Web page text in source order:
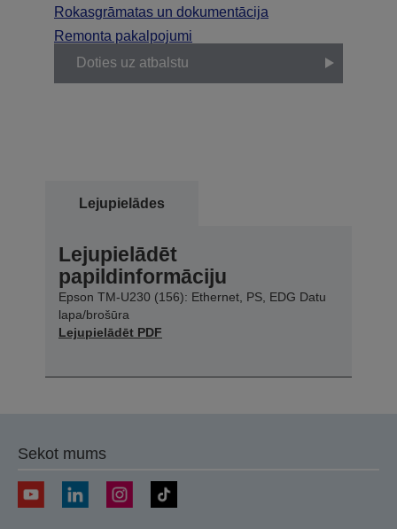
Rokasgrāmatas un dokumentācija
Remonta pakalpojumi
Doties uz atbalstu
Lejupielādes
Lejupielādēt
papildinformāciju
Epson TM-U230 (156): Ethernet, PS, EDG Datu
lapa/brošūra
Lejupielādēt PDF
Sekot mums